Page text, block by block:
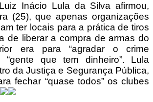
Inácio Lula da Silva afirmou,
(25), que apenas organizações
ter locais para a prática de tiros
de liberar a compra de armas do
era para “agradar o crime
“gente que tem dinheiro”. Lula
da Justiça e Segurança Pública,
fechar “quase todos” os clubes